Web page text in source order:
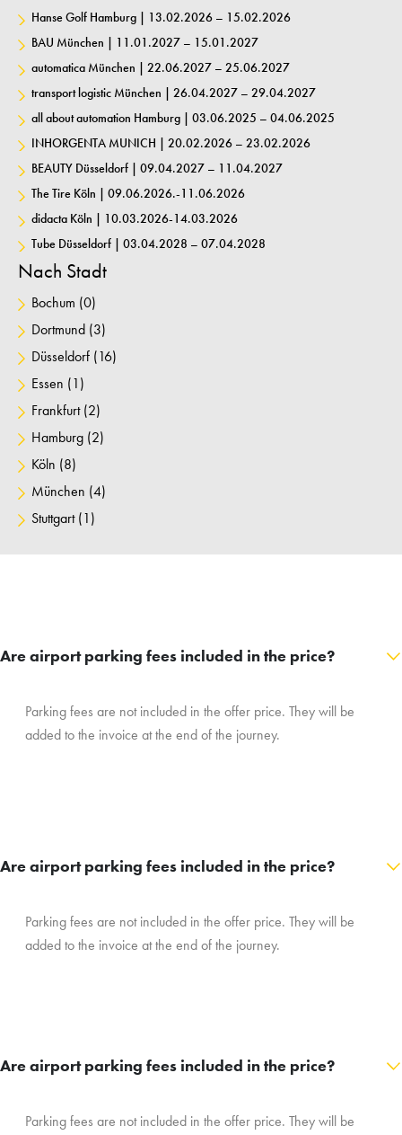
Hanse Golf Hamburg | 13.02.2026 – 15.02.2026
BAU München | 11.01.2027 – 15.01.2027
automatica München | 22.06.2027 – 25.06.2027
transport logistic München | 26.04.2027 – 29.04.2027
all about automation Hamburg | 03.06.2025 – 04.06.2025
INHORGENTA MUNICH | 20.02.2026 – 23.02.2026
BEAUTY Düsseldorf | 09.04.2027 – 11.04.2027
The Tire Köln | 09.06.2026.-11.06.2026
didacta Köln | 10.03.2026-14.03.2026
Tube Düsseldorf | 03.04.2028 – 07.04.2028
Nach Stadt
Bochum (0)
Dortmund (3)
Düsseldorf (16)
Essen (1)
Frankfurt(2)
Hamburg (2)
Köln (8)
München (4)
Stuttgart(1)
Are airport parking fees included in the price?
Parking fees are not included in the offer price. They will be
added to the invoice at the end of the journey.
Are airport parking fees included in the price?
Parking fees are not included in the offer price. They will be
added to the invoice at the end of the journey.
Are airport parking fees included in the price?
Parking fees are not included in the offer price. They will be